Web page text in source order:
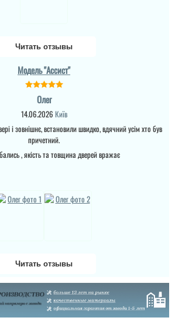
Читать отзывы
Модель "Ассист"
Олег
14.06.2026 Київ
і зовнішнє, встановили швидко, вдячний усім хто був
причетний.
, якість та товщина дверей вражає
Читать отзывы